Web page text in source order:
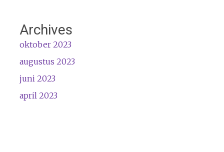
Archives
oktober 2023
augustus 2023
juni 2023
april 2023